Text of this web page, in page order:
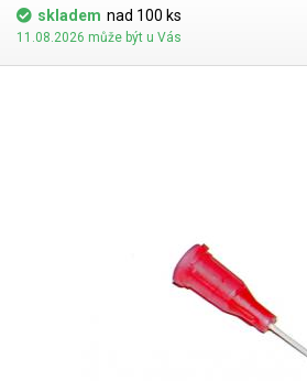
skladem nad 100 ks
11.08.2026 může být u Vás